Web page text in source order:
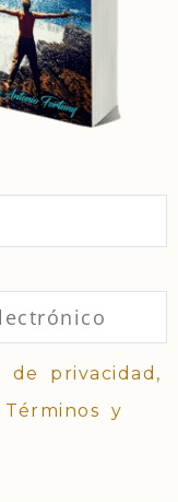
de privacidad,
Términos y